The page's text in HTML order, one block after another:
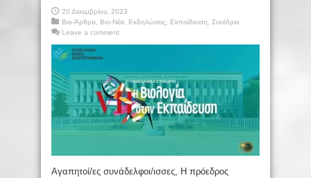
20 Δεκεμβρίου, 2023
Βιο-Άρθρα
Βιο-Νέα Εκδηλώσεις Εκπαίδευση
Συνέδρια
Leave a comment
Αγαπητοί/ες συνάδελφοι/ισσες, Η πρόεδρος